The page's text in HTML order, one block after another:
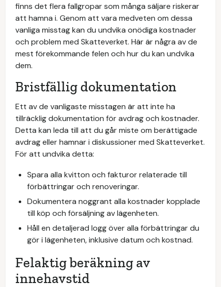
finns det flera fallgropar som många säljare riskerar
att hamna i. Genom att vara medveten om dessa
vanliga misstag kan du undvika onödiga kostnader
och problem med Skatteverket. Här är några av de
mest förekommande felen och hur du kan undvika
dem.
Bristfällig dokumentation
Ett av de vanligaste misstagen är att inte ha
tillräcklig dokumentation för avdrag och kostnader.
Detta kan leda till att du går miste om berättigade
avdrag eller hamnar i diskussioner med Skatteverket.
För att undvika detta:
Spara alla kvitton och fakturor relaterade till
förbättringar och renoveringar.
Dokumentera noggrant alla kostnader kopplade
till köp och försäljning av lägenheten.
Håll en detaljerad logg över alla förbättringar du
gör i lägenheten, inklusive datum och kostnad.
Felaktig beräkning av
innehavstid